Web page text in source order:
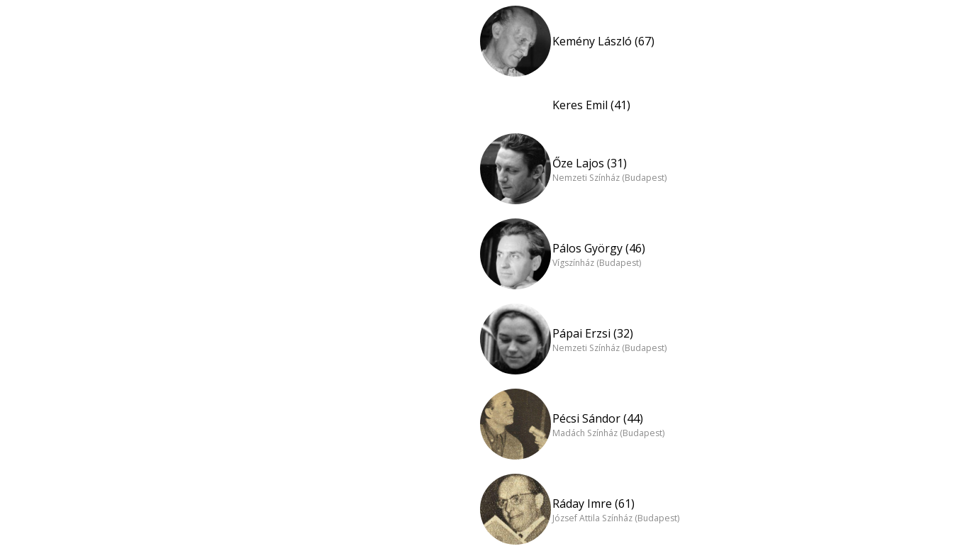
Kemény László (67)
Keres Emil (41)
Őze Lajos (31)
Nemzeti Színház (Budapest)
Pálos György (46)
Vígszínház (Budapest)
Pápai Erzsi (32)
Nemzeti Színház (Budapest)
Pécsi Sándor (44)
Madách Színház (Budapest)
Ráday Imre (61)
József Attila Színház (Budapest)